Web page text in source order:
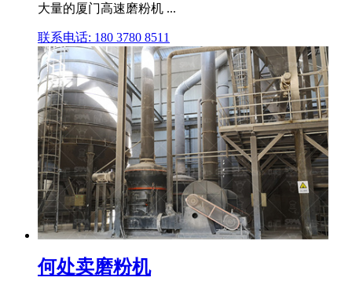
大量的厦门高速磨粉机 ...
联系电话: 180 3780 8511
何处卖磨粉机